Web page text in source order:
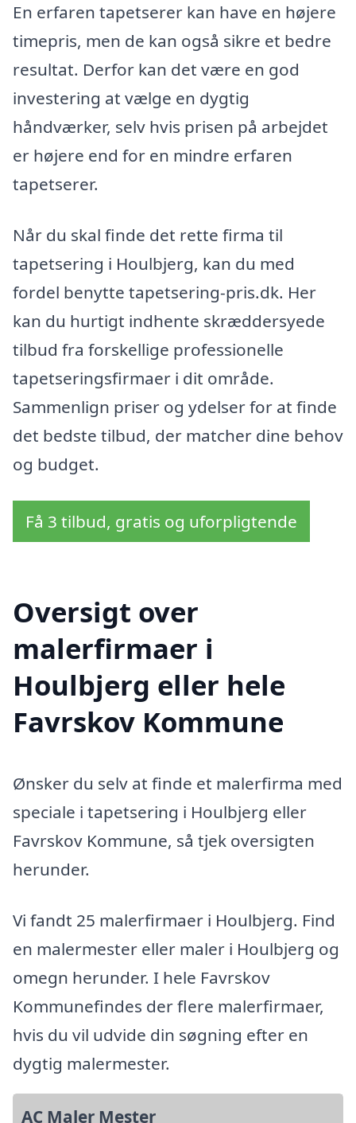
En erfaren tapetserer kan have en højere
timepris, men de kan også sikre et bedre
resultat. Derfor kan det være en god
investering at vælge en dygtig
håndværker, selv hvis prisen på arbejdet
er højere end for en mindre erfaren
tapetserer.
Når du skal finde det rette firma til
tapetsering i Houlbjerg, kan du med
fordel benytte tapetsering-pris.dk. Her
kan du hurtigt indhente skræddersyede
tilbud fra forskellige professionelle
tapetseringsfirmaer i dit område.
Sammenlign priser og ydelser for at finde
det bedste tilbud, der matcher dine behov
og budget.
Få 3 tilbud, gratis og uforpligtende
Oversigt over
malerfirmaer i
Houlbjerg eller hele
Favrskov Kommune
Ønsker du selv at finde et malerfirma med
speciale i tapetsering i Houlbjerg eller
Favrskov Kommune, så tjek oversigten
herunder.
Vi fandt 25 malerfirmaer i Houlbjerg. Find
en malermester eller maler i Houlbjerg og
omegn herunder. I hele Favrskov
Kommunefindes der flere malerfirmaer,
hvis du vil udvide din søgning efter en
dygtig malermester.
AC Maler Mester